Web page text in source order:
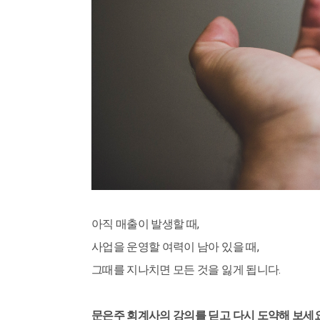
아직 매출이 발생할 때,
사업을 운영할 여력이 남아 있을 때,
그때를 지나치면 모든 것을 잃게 됩니다.
문은주 회계사의 강의를 딛고 다시 도약해 보세